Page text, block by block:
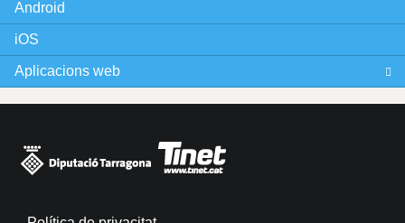
Android
iOS
Aplicacions web